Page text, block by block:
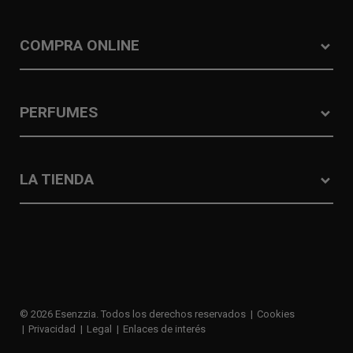
COMPRA ONLINE
PERFUMES
LA TIENDA
© 2026 Esenzzia. Todos los derechos reservados
Cookies
Privacidad
Legal Enlaces de interés